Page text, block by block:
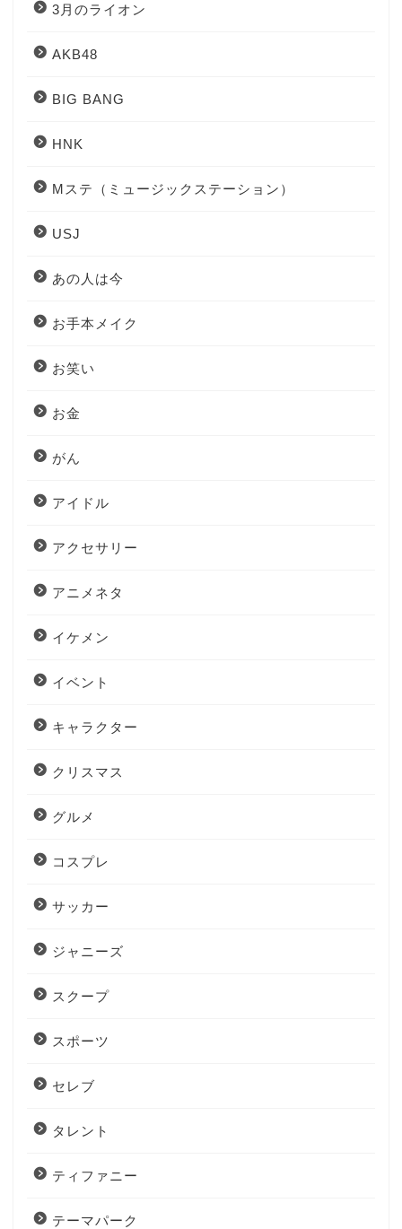
3月のライオン
AKB48
BIG BANG
HNK
Mステ（ミュージックステーション）
USJ
あの人は今
お手本メイク
お笑い
お金
がん
アイドル
アクセサリー
アニメネタ
イケメン
イベント
キャラクター
クリスマス
グルメ
コスプレ
サッカー
ジャニーズ
スクープ
スポーツ
セレブ
タレント
ティファニー
テーマパーク